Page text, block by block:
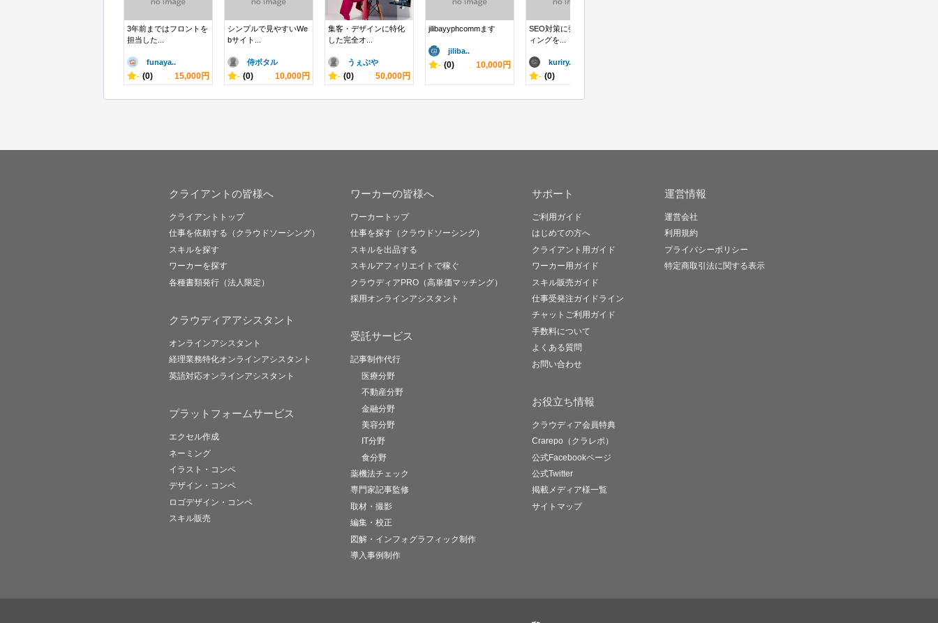
3年前まではフロントを
担当した...
funaya..
- (0) 15,000円
シンプルで見やすいWe
bサイト...
侍ボタル
- (0) 10,000円
集客・デザインに特化
した完全オ...
うぇぶや
- (0) 50,000円
jilibayyphcommます
jiliba..
- (0) 10,000円
SEO対策に強いコーデ
ィングを...
kuriry..
- (0)
クライアントの皆様へ
クライアントトップ
仕事を依頼する（クラウドソーシング）
スキルを探す
ワーカーを探す
各種書類発行（法人限定）
クラウディアアシスタント
オンラインアシスタント
経理業務特化オンラインアシスタント
英語対応オンラインアシスタント
プラットフォームサービス
エクセル作成
ネーミング
イラスト・コンペ
デザイン・コンペ
ロゴデザイン・コンペ
スキル販売
ワーカーの皆様へ
ワーカートップ
仕事を探す（クラウドソーシング）
スキルを出品する
スキルアフィリエイトで稼ぐ
クラウディアPRO（高単価マッチング）
採用オンラインアシスタント
受託サービス
記事制作代行
医療分野
不動産分野
金融分野
美容分野
IT分野
食分野
薬機法チェック
専門家記事監修
取材・撮影
編集・校正
図解・インフォグラフィック制作
導入事例制作
サポート
ご利用ガイド
はじめての方へ
クライアント用ガイド
ワーカー用ガイド
スキル販売ガイド
仕事受発注ガイドライン
チャットご利用ガイド
手数料について
よくある質問
お問い合わせ
お役立ち情報
クラウディア会員特典
Crarepo（クラレポ）
公式Facebookページ
公式Twitter
掲載メディア様一覧
サイトマップ
運営情報
運営会社
利用規約
プライバシーポリシー
特定商取引法に関する表示